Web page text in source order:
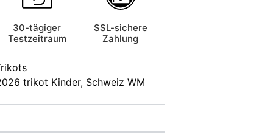
30-tägiger
Testzeitraum
SSL-sichere
Zahlung
trikot Kinder, Schweiz WM